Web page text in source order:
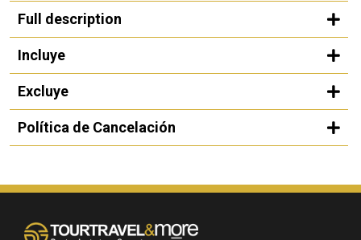
Full description
Incluye
Excluye
Política de Cancelación